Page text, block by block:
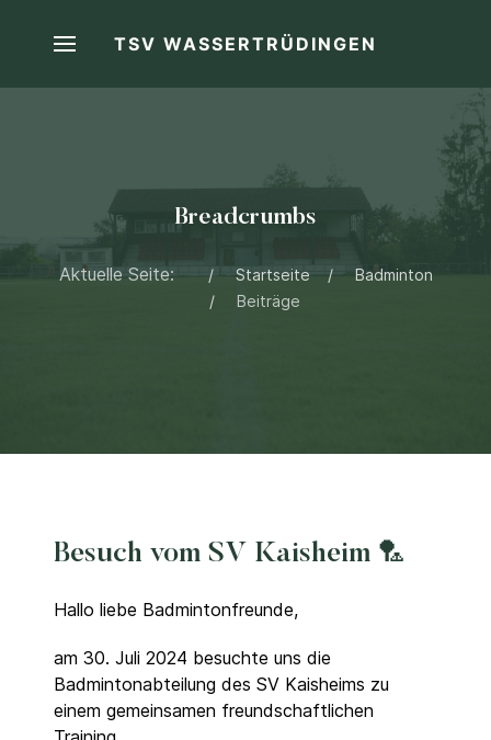
TSV WASSERTRÜDINGEN
Breadcrumbs
Aktuelle Seite: Startseite
Badminton
Beiträge
Besuch vom SV Kaisheim 🏸
Hallo liebe Badmintonfreunde,
am 30. Juli 2024 besuchte uns die
Badmintonabteilung des SV Kaisheims zu
einem gemeinsamen freundschaftlichen